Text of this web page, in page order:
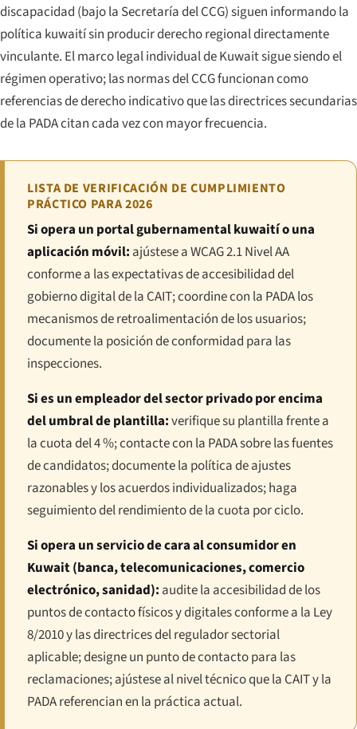
discapacidad (bajo la Secretaría del CCG) siguen informando la
política kuwaití sin producir derecho regional directamente
vinculante. El marco legal individual de Kuwait sigue siendo el
régimen operativo; las normas del CCG funcionan como
referencias de derecho indicativo que las directrices secundarias
de la PADA citan cada vez con mayor frecuencia.
LISTA DE VERIFICACIÓN DE CUMPLIMIENTO
PRÁCTICO PARA 2026
Si opera un portal gubernamental kuwaití o una
aplicación móvil: ajústese a WCAG 2.1 Nivel AA
conforme a las expectativas de accesibilidad del
gobierno digital de la CAIT; coordine con la PADA los
mecanismos de retroalimentación de los usuarios;
documente la posición de conformidad para las
inspecciones.
Si es un empleador del sector privado por encima
del umbral de plantilla:verifique su plantilla frente a
la cuota del 4 %; contacte con la PADA sobre las fuentes
de candidatos; documente la política de ajustes
razonables y los acuerdos individualizados; haga
seguimiento del rendimiento de la cuota por ciclo.
Si opera un servicio de cara al consumidor en
Kuwait (banca, telecomunicaciones, comercio
electrónico, sanidad): audite la accesibilidad de los
puntos de contacto físicos y digitales conforme a la Ley
8/2010 y las directrices del regulador sectorial
aplicable; designe un punto de contacto para las
reclamaciones; ajústese al nivel técnico que la CAIT y la
PADA referencian en la práctica actual.